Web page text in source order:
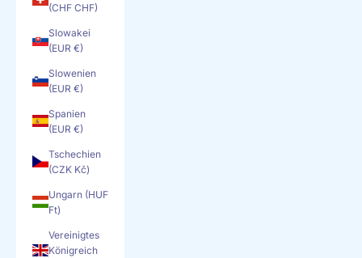
(CHF CHF)
Slowakei
(EUR €)
Slowenien
(EUR €)
Spanien
(EUR €)
Tschechien
(CZK Kč)
Ungarn (HUF
Ft)
Vereinigtes
Königreich